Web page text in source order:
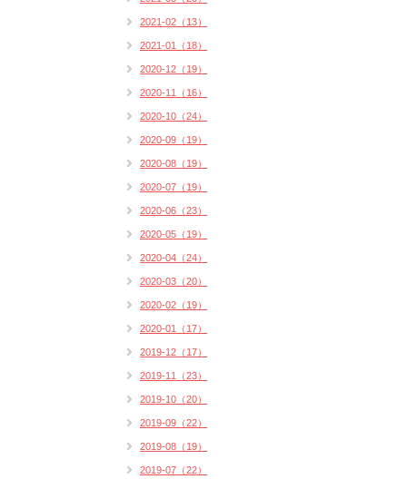
2021-02（13）
2021-01（18）
2020-12（19）
2020-11（16）
2020-10（24）
2020-09（19）
2020-08（19）
2020-07（19）
2020-06（23）
2020-05（19）
2020-04（24）
2020-03（20）
2020-02（19）
2020-01（17）
2019-12（17）
2019-11（23）
2019-10（20）
2019-09（22）
2019-08（19）
2019-07（22）